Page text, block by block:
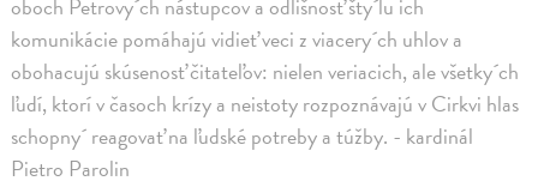
oboch Petrovy´ch nástupcov a odlišnosť šty´lu ich
komunikácie pomáhajú vidieť veci z viacery´ch uhlov a
obohacujú skúsenosť čitateľov: nielen veriacich, ale všetky´ch
ľudí, ktorí v časoch krízy a neistoty rozpoznávajú v Cirkvi hlas
schopny´ reagovať na ľudské potreby a túžby. - kardinál
Pietro Parolin